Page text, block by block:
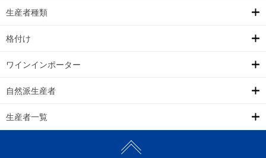
生産者種類
格付け
ワインインポーター
自然派生産者
生産者一覧